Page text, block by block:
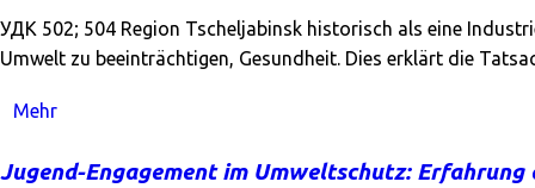
УДК 502; 504 Region Tscheljabinsk historisch als eine
Umwelt zu beeinträchtigen, Gesundheit. Dies erklärt die
Mehr
Jugend-Engagement im Umweltschutz: